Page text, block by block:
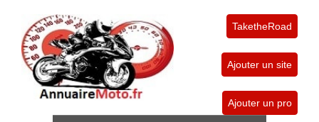
TaketheRoad
Ajouter un site
Ajouter un pro